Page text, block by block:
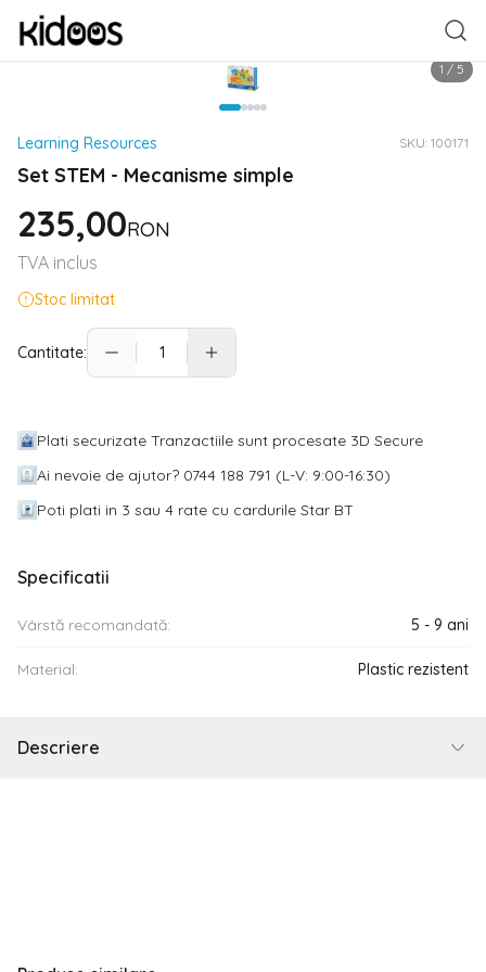
1 / 5
Learning Resources SKU: 100171
Set STEM - Mecanisme simple
235,00RON
TVA inclus
Stoc limitat
Cantitate:
Plati securizate Tranzactiile sunt procesate 3D Secure
Ai nevoie de ajutor? 0744 188 791 (L-V: 9:00-16:30)
Poti plati in 3 sau 4 rate cu cardurile Star BT
Specificatii
Vârstă recomandată: 5 - 9 ani
Material: Plastic rezistent
Descriere